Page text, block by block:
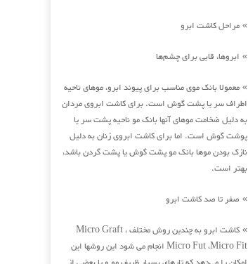
» مراحل کاشت ابرو
» ابروها، قابی برای چشم‌ها
» معمولا بانک موی مناسب برای پیوند ابرو، موهای ناحیه
اطراف سر یا پشت گوش است. برای کاشت ابروی مردان
به دلیل ضخامت موهای آنها بانک مو ناحیه پشت سر یا
پوشت گوش است. اما برای کاشت ابروی زنان به دلیل
نازک بودن موها بانک مو پشت گوش یا پشت گردن باشد،
بهتر است.
» صفر تا صد کاشت ابرو
»
کاشت ابرو به چندین روش مختلف Micro Graft ،
Micro Fut ،Micro Fit انجام می شود این روشها این